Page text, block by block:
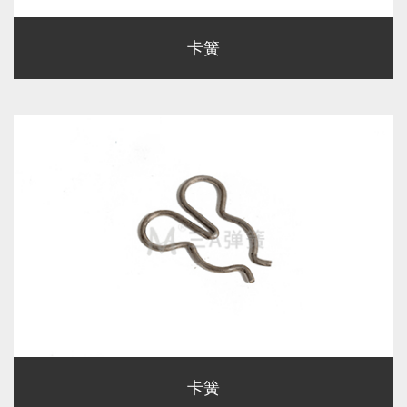
卡簧
卡簧